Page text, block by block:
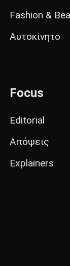
Fashion &
Αυτοκίνητο
Focus
Editorial
Απόψεις
Explainers